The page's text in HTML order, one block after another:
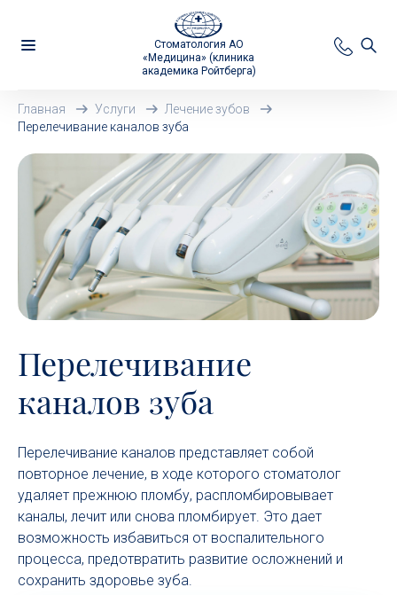
Стоматология АО
«Медицина» (клиника
академика Ройтберга)
Главная Услуги
Лечение зубов
Перелечивание каналов зуба
Перелечивание
каналов зуба
Перелечивание каналов представляет собой
повторное лечение, в ходе которого стоматолог
удаляет прежнюю пломбу, распломбировывает
каналы, лечит или снова пломбирует. Это дает
возможность избавиться от воспалительного
процесса, предотвратить развитие осложнений и
сохранить здоровье зуба.